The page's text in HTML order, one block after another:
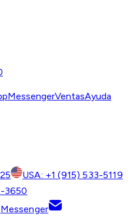
MessengerVentasAyuda
USA: +1 (915) 533-5119
3650
Messenger